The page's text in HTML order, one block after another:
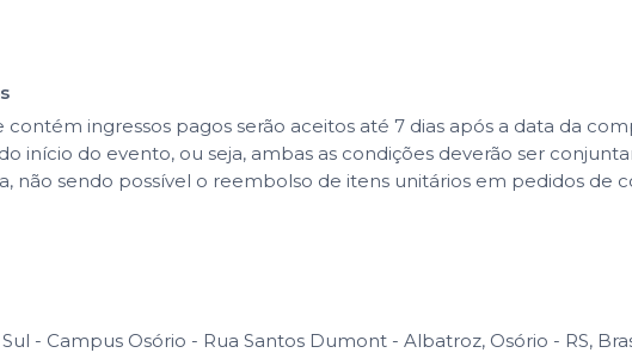
ingressos pagos serão aceitos até 7 dias após a data da
início do evento, ou seja, ambas as condições deverão ser
não sendo possível o reembolso de itens unitários em pedidos de
- Campus Osório - Rua Santos Dumont - Albatroz, Osório - RS,